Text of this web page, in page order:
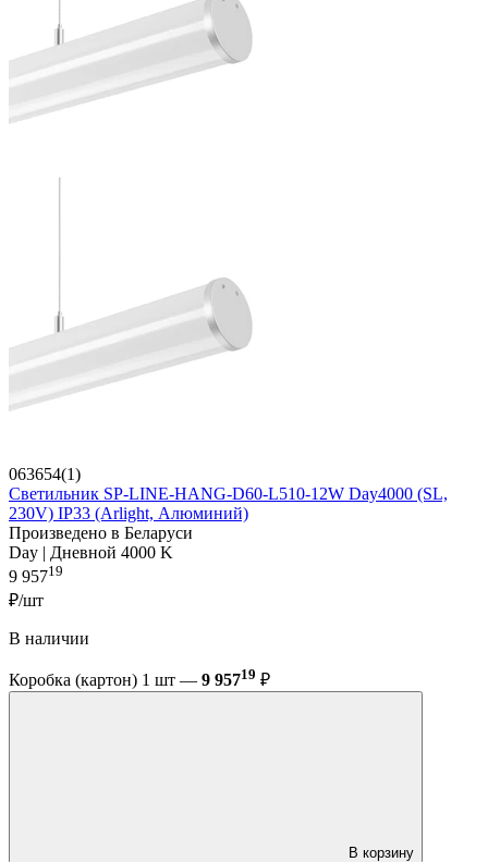
063654(1)
Светильник SP-LINE-HANG-D60-L510-12W Day4000 (SL,
230V) IP33 (Arlight, Алюминий)
Произведено в Беларуси
Day | Дневной 4000 K
9 95719
₽/шт
В наличии
Коробка (картон) 1 шт — 9 95719 ₽
В корзину